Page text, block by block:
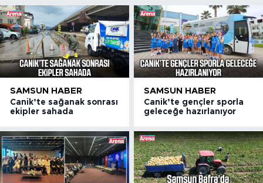
SAMSUN HABER
Canik’te sağanak sonrası
ekipler sahada
SAMSUN HABER
Canik’te gençler sporla
geleceğe hazırlanıyor